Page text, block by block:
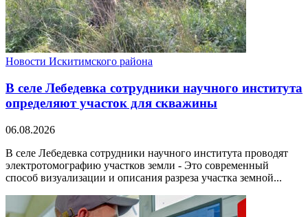
Новости Искитимского района
В селе Лебедевка сотрудники научного института
определяют участок для скважины
06.08.2026
В селе Лебедевка сотрудники научного института проводят
электротомографию участков земли - Это современный
способ визуализации и описания разреза участка земной...